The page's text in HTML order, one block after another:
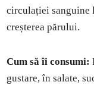
circulației
creșterea părului.
Cum să îi consumi:
gustare, în salate,